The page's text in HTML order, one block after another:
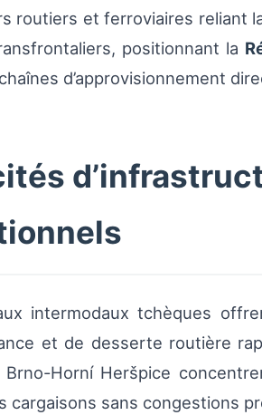
routiers et ferroviaires reliant
positionnant la
d’approvisionnement
intermodaux tchèques
et de desserte routière
Brno-Horní Heršpice
cargaisons sans congestions